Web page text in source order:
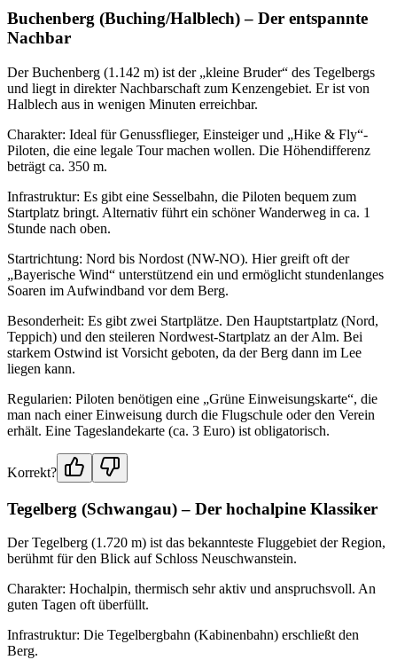
Buchenberg (Buching/Halblech) – Der entspannte
Nachbar
Der Buchenberg (1.142 m) ist der „kleine Bruder“ des Tegelbergs
und liegt in direkter Nachbarschaft zum Kenzengebiet. Er ist von
Halblech aus in wenigen Minuten erreichbar.
Charakter: Ideal für Genussflieger, Einsteiger und „Hike & Fly“-
Piloten, die eine legale Tour machen wollen. Die Höhendifferenz
beträgt ca. 350 m.
Infrastruktur: Es gibt eine Sesselbahn, die Piloten bequem zum
Startplatz bringt. Alternativ führt ein schöner Wanderweg in ca. 1
Stunde nach oben.
Startrichtung: Nord bis Nordost (NW-NO). Hier greift oft der
„Bayerische Wind“ unterstützend ein und ermöglicht stundenlanges
Soaren im Aufwindband vor dem Berg.
Besonderheit: Es gibt zwei Startplätze. Den Hauptstartplatz (Nord,
Teppich) und den steileren Nordwest-Startplatz an der Alm. Bei
starkem Ostwind ist Vorsicht geboten, da der Berg dann im Lee
liegen kann.
Regularien: Piloten benötigen eine „Grüne Einweisungskarte“, die
man nach einer Einweisung durch die Flugschule oder den Verein
erhält. Eine Tageslandekarte (ca. 3 Euro) ist obligatorisch.
Korrekt?
Tegelberg (Schwangau) – Der hochalpine Klassiker
Der Tegelberg (1.720 m) ist das bekannteste Fluggebiet der Region,
berühmt für den Blick auf Schloss Neuschwanstein.
Charakter: Hochalpin, thermisch sehr aktiv und anspruchsvoll. An
guten Tagen oft überfüllt.
Infrastruktur: Die Tegelbergbahn (Kabinenbahn) erschließt den
Berg.